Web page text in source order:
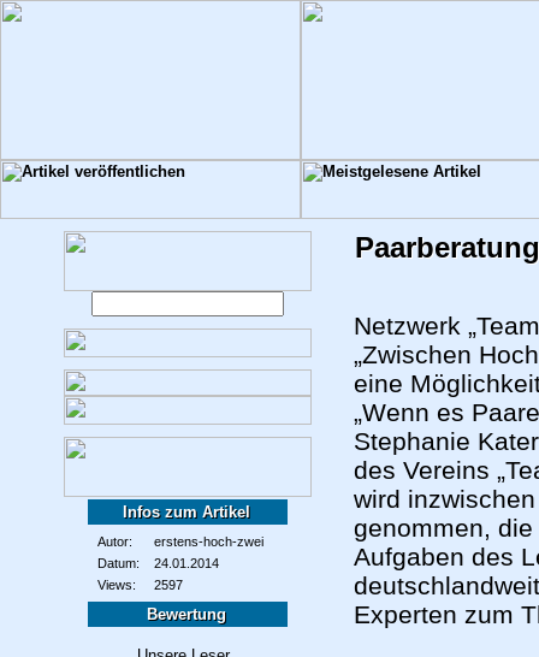
Infos zum Artikel
Autor:
erstens-hoch-zwei
Datum:
24.01.2014
Views:
2597
Bewertung
Netzwerk
„Zwischen
eine
„Wenn es
Stephanie
des Vereins
wird
genommen,
Aufgaben des
Experten zum